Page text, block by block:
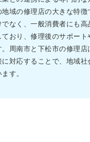
域の修理店の大きな特徴
なく、一般消費者にも高
ており、修理後のサポート
周南市と下松市の修理店
対応することで、地域社
す。